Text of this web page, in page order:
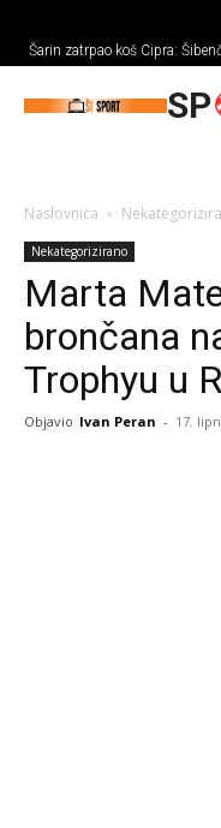
Šarin zatrpao koš Cipra:
SP
Naslovnica
Nekategorizirano
Marta
brončana
Trophyu u
Objavio Ivan Peran - 17.